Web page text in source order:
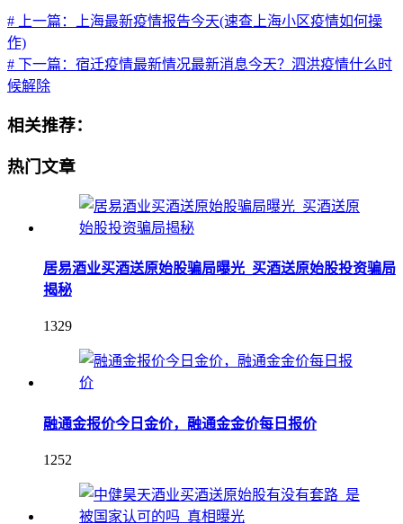
# 上一篇：上海最新疫情报告今天(速查上海小区疫情如何操
作)
# 下一篇：宿迁疫情最新情况最新消息今天？泗洪疫情什么时
候解除
相关推荐：
热门文章
居易酒业买酒送原始股骗局曝光_买酒送原始股投资骗局
揭秘
1329
融通金报价今日金价，融通金金价每日报价
1252